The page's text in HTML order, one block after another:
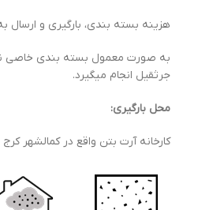
هزینه بسته بندی، بارگیری و ارسال
به صورت معمول بسته بندی خاصی
جرثقیل انجام میگیرد.
محل بارگیری:
کارخانه آرت بتن واقع در کمالشهر کرج